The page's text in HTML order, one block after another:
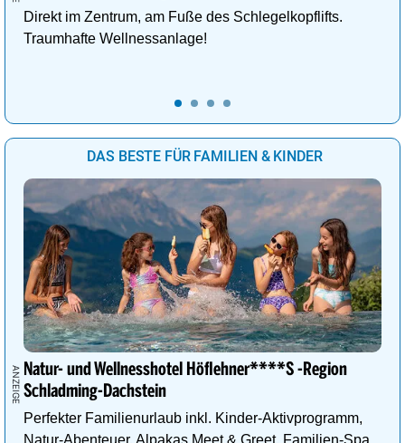
Direkt im Zentrum, am Fuße des Schlegelkopflifts.
Traumhafte Wellnessanlage!
DAS BESTE FÜR FAMILIEN & KINDER
Natur- und Wellnesshotel Höflehner****S -Region
Schladming-Dachstein
Perfekter Familienurlaub inkl. Kinder-Aktivprogramm,
Natur-Abenteuer, Alpakas Meet & Greet, Familien-Spa